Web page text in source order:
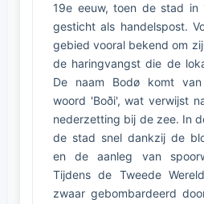
19e eeuw, toen de stad in
gesticht als handelspost.
gebied vooral bekend om
de haringvangst die de
De naam Bodø komt
woord 'Boði', wat verwijst
nederzetting bij de zee. In
de stad snel dankzij de
en de aanleg van
Tijdens de Tweede
zwaar gebombardeerd